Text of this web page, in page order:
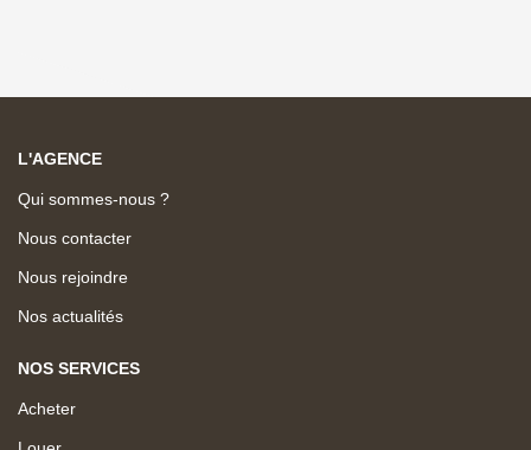
L'AGENCE
Qui sommes-nous ?
Nous contacter
Nous rejoindre
Nos actualités
NOS SERVICES
Acheter